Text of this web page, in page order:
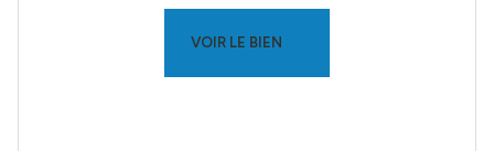
VOIR LE BIEN